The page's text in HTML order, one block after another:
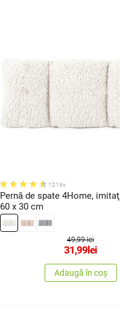
1216x
Pernă de spate 4Home,
60 x 30 cm
49,99 lei
31,99lei
Adaugă în coș